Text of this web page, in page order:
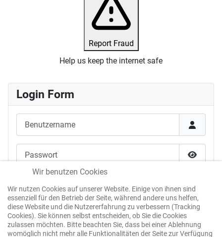
Report Fraud
Help us keep the internet safe
Login Form
Web-Authentifizierung
Wir benutzen Cookies
Wir nutzen Cookies auf unserer Website. Einige von ihnen sind
essenziell für den Betrieb der Seite, während andere uns helfen,
diese Website und die Nutzererfahrung zu verbessern (Tracking
Cookies). Sie können selbst entscheiden, ob Sie die Cookies
zulassen möchten. Bitte beachten Sie, dass bei einer Ablehnung
womöglich nicht mehr alle Funktionalitäten der Seite zur Verfügung